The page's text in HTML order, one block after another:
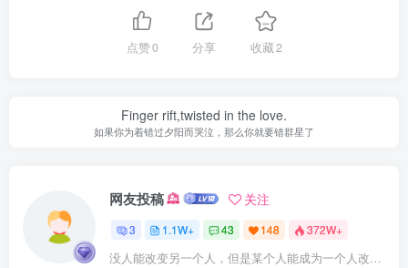
点赞0 分享 收藏2
Finger rift,twisted in the love.
如果你为着错过夕阳而哭泣，那么你就要错群星了
网友投稿 关注
3 1.1W+ 43 148 372W+
没人能改变另一个人，但是某个人能成为一个人改变的原因